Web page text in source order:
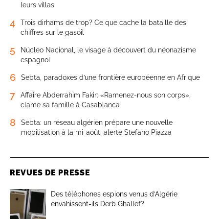
leurs villas
4
Trois dirhams de trop? Ce que cache la bataille des
chiffres sur le gasoil
5
Núcleo Nacional, le visage à découvert du néonazisme
espagnol
6 Sebta, paradoxes d’une frontière européenne en Afrique
7
Affaire Abderrahim Fakir: «Ramenez-nous son corps»,
clame sa famille à Casablanca
8
Sebta: un réseau algérien prépare une nouvelle
mobilisation à la mi-août, alerte Stefano Piazza
REVUES DE PRESSE
Des téléphones espions venus d’Algérie
envahissent-ils Derb Ghallef?